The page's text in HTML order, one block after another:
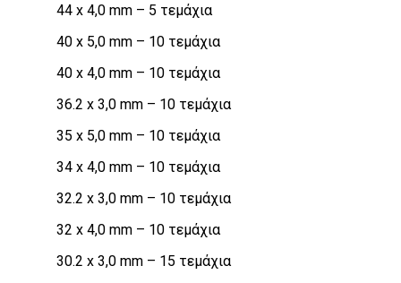
44 x 4,0 mm – 5 τεμάχια
40 x 5,0 mm – 10 τεμάχια
40 x 4,0 mm – 10 τεμάχια
36.2 x 3,0 mm – 10 τεμάχια
35 x 5,0 mm – 10 τεμάχια
34 x 4,0 mm – 10 τεμάχια
32.2 x 3,0 mm – 10 τεμάχια
32 x 4,0 mm – 10 τεμάχια
30.2 x 3,0 mm – 15 τεμάχια